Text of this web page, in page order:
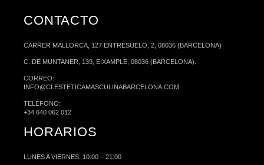
CONTACTO
CARRER MALLORCA, 127 ENTRESUELO, 2, 08036 (BARCELONA)
C. DE MUNTANER, 139, EIXAMPLE, 08036 (BARCELONA).
CORREO:
INFO@CLESTETICAMASCULINABARCELONA.COM
TELÉFONO:
+34 640 062 012
HORARIOS
LUNES A VIERNES: 10:00 – 21:00